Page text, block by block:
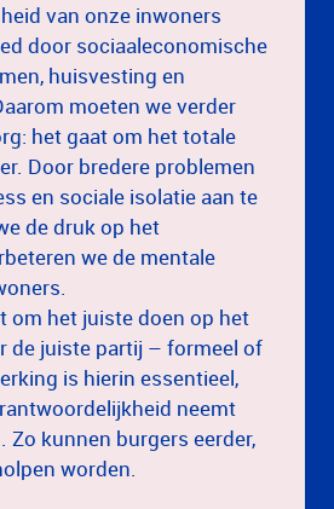
van onze inwoners
door sociaaleconomische
huisvesting en
moeten we verder
het gaat om het totale
Door bredere problemen
en sociale isolatie aan te
de druk op het
we de mentale
om het juiste doen op het
de juiste partij – formeel of
is hierin essentieel,
neemt
Zo kunnen burgers eerder,
worden.